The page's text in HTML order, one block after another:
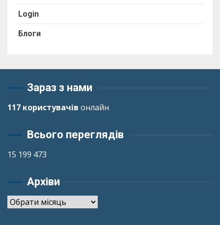
Login
Блоги
Зараз з нами
117 користувачів онлайн
Всього переглядів
15 199 473
Архіви
Архіви